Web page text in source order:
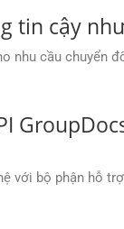
tin cậy
nhu cầu chuyển
với bộ phận hỗ